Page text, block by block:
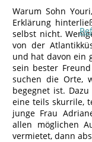
Warum Sohn
Erklärung
selbst nicht.
von der
und hat davon ein
sein bester
suchen die Orte,
begegnet ist.
eine teils skurrile,
junge Frau
allen möglichen
vermietet, dann